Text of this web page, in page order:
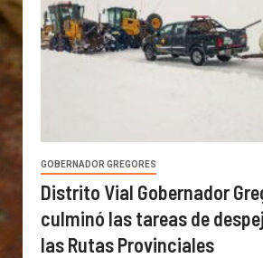
GOBERNADOR GREGORES
Distrito Vial Gobernador
culminó las tareas de
las Rutas Provinciales